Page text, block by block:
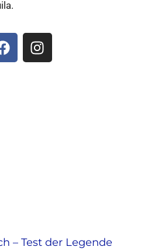
– Test der Legende